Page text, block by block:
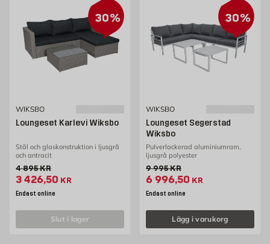
30%
WIKSBO
Loungeset Karlevi Wiksbo
Stål och glaskonstruktion i ljusgrå
och antracit
Gammalt pris 4895 kr
4 895KR
Extrapris 3426.5 kr
3 426,50 KR
Endast online
slut i lager
30%
WIKSBO
Loungeset Segerstad
Wiksbo
Pulverlackerad aluminiumram,
ljusgrå polyester
Gammalt pris 9995 kr
9 995KR
Extrapris 6996.5 kr
6 996,50 KR
Endast online
Lägg i varukorg